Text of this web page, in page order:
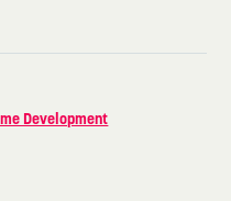
Development